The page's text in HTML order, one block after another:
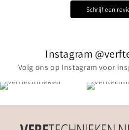
Schrijf een
Instagram
Volg ons op Instagram voor